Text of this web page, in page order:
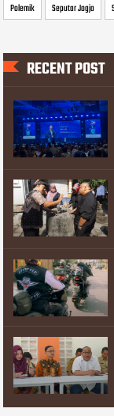
Polemik
Seputar Jogja
RECENT POST